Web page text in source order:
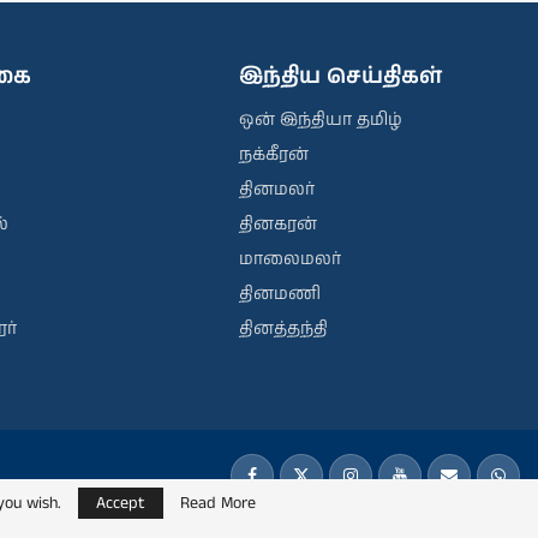
இந்திய செய்திகள்
ஒன் இந்தியா தமிழ்
நக்கீரன்
தினமலர்
தினகரன்
மாலைமலர்
தினமணி
தினத்தந்தி
wish. Accept Read More